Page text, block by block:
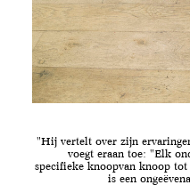
"Hij vertelt over zijn
voegt eraan toe: "Elk
specifieke knoopvan knoop tot
is een